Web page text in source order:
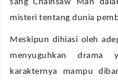
sang Chainsaw Man
misteri tentang dunia
Meskipun dihiasi oleh
menyuguhkan drama
karakternya mampu